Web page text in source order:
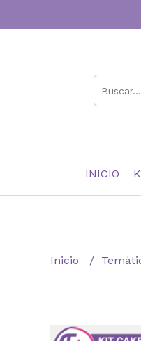
INICIO
Inicio